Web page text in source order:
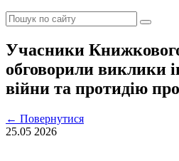
Учасники
обговорили виклики
війни та протидію
← Повернутися
25.05 2026